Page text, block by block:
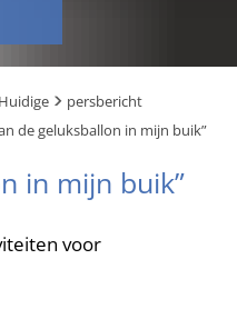
FR
TR
Huidige
persbericht
de geluksballon in mijn buik”
in mijn buik”
voor